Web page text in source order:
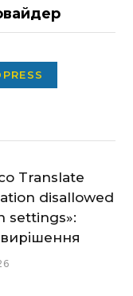
Translate
disallowed
settings»: